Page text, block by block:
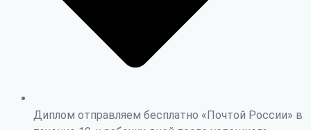
Диплом отправляем бесплатно «Почтой России» в